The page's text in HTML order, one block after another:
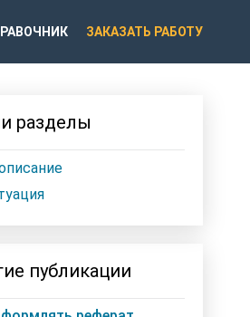
ЗАКАЗАТЬ РАБОТУ
разделы
публикации